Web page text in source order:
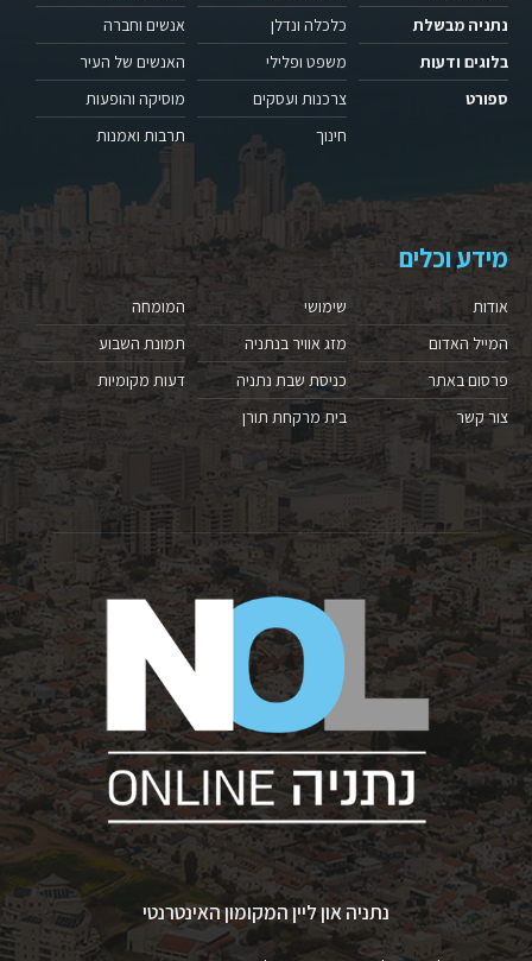
נתניה מבשלת
בלוגים ודעות
ספורט
כלכלה ונדלן
משפט ופלילי
צרכנות ועסקים
חינוך
אנשים וחברה
האנשים של העיר
מוסיקה והופעות
תרבות ואמנות
מידע וכלים
אודות
המייל האדום
פרסום באתר
צור קשר
שימושי
מזג אוויר בנתניה
כניסת שבת נתניה
בית מרקחת תורן
המומחה
תמונת השבוע
דעות מקומיות
נתניה און ליין המקומון האינטרנטי